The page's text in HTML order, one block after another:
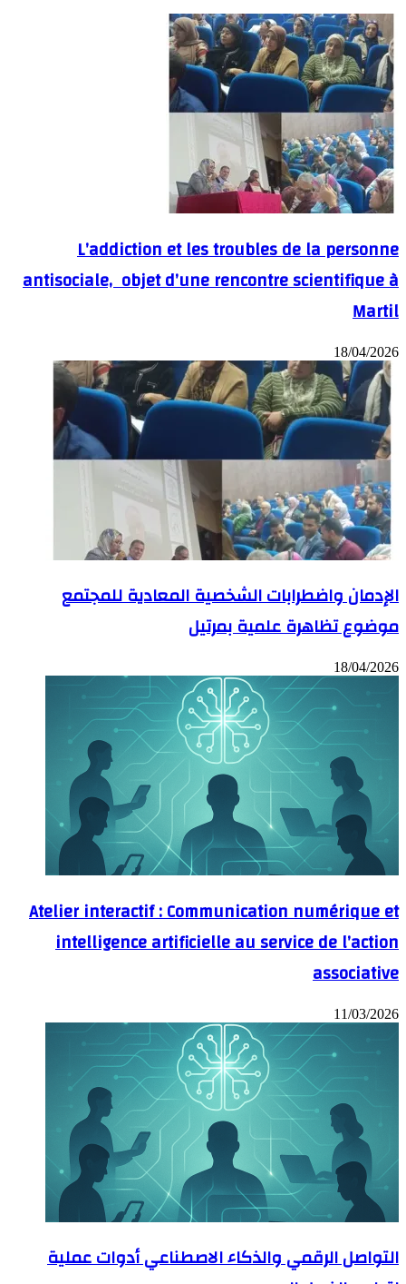
L’addiction et les troubles de la personne
antisociale, objet d’une rencontre scientifique à
Martil
18/04/2026
الإدمان واضطرابات الشخصية المعادية للمجتمع
موضوع تظاهرة علمية بمرتيل
18/04/2026
Atelier interactif : Communication numérique et
intelligence artificielle au service de l’action
associative
11/03/2026
التواصل الرقمي والذكاء الاصطناعي أدوات عملية